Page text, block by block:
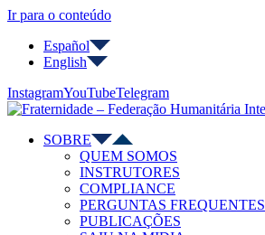
Ir para o conteúdo
Español
English
InstagramYouTubeTelegram
SOBRE
QUEM SOMOS
INSTRUTORES
COMPLIANCE
PERGUNTAS FREQUENTES
PUBLICAÇÕES